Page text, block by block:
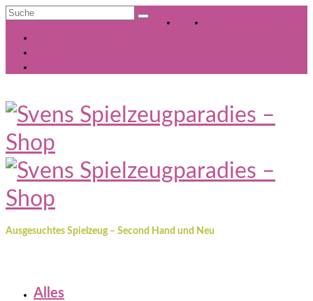
Suche
Ausgesuchtes Spielzeug – Second Hand und Neu
Alles